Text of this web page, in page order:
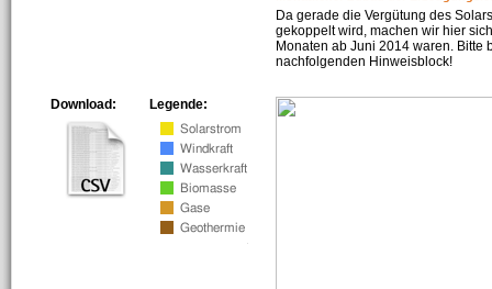
Da gerade die Vergütung des
gekoppelt wird, machen wir hier
Monaten ab Juni 2014 waren. Bitte
nachfolgenden Hinweisblock!
Legende:
Download: